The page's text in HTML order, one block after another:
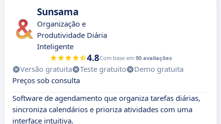
Sunsama
Organização e
Produtividade Diária
Inteligente
4.8Com base em 90 avaliações
Versão gratuita Teste gratuito
Demo gratuita
Preços sob consulta
Software de agendamento que organiza tarefas diárias,
sincroniza calendários e prioriza atividades com uma
interface intuitiva.